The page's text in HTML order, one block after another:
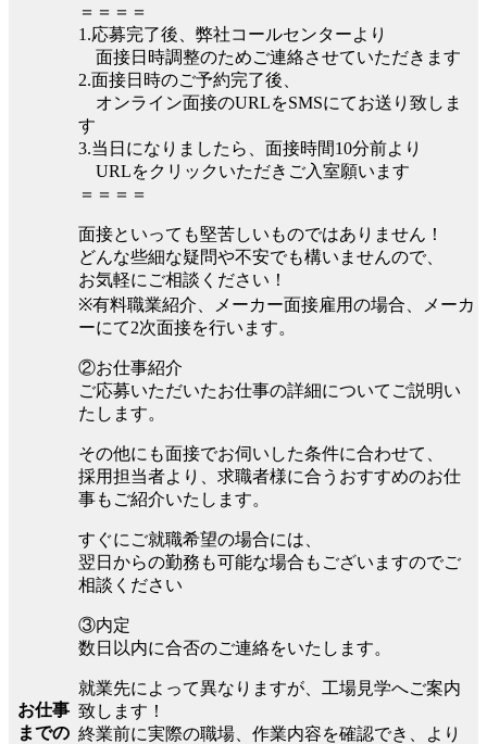
お仕事
までの
＝＝＝＝
1.応募完了後、弊社コールセンターより
面接日時調整のためご連絡させていただきます
2.面接日時のご予約完了後、
オンライン面接のURLをSMSにてお送り致しま
す
3.当日になりましたら、面接時間10分前より
URLをクリックいただきご入室願います
＝＝＝＝
面接といっても堅苦しいものではありません！
どんな些細な疑問や不安でも構いませんので、
お気軽にご相談ください！
※有料職業紹介、メーカー面接雇用の場合、メーカ
ーにて2次面接を行います。
②お仕事紹介
ご応募いただいたお仕事の詳細についてご説明い
たします。
その他にも面接でお伺いした条件に合わせて、
採用担当者より、求職者様に合うおすすめのお仕
事もご紹介いたします。
すぐにご就職希望の場合には、
翌日からの勤務も可能な場合もございますのでご
相談ください
③内定
数日以内に合否のご連絡をいたします。
就業先によって異なりますが、工場見学へご案内
致します！
終業前に実際の職場、作業内容を確認でき、より